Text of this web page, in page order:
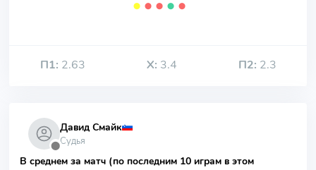
⬤ ⬤ ⬤ ⬤ ⬤
П1: 2.63 Х: 3.4 П2: 2.3
⬤
Давид Смайк
Судья
В среднем за матч (по последним 10 играм в этом